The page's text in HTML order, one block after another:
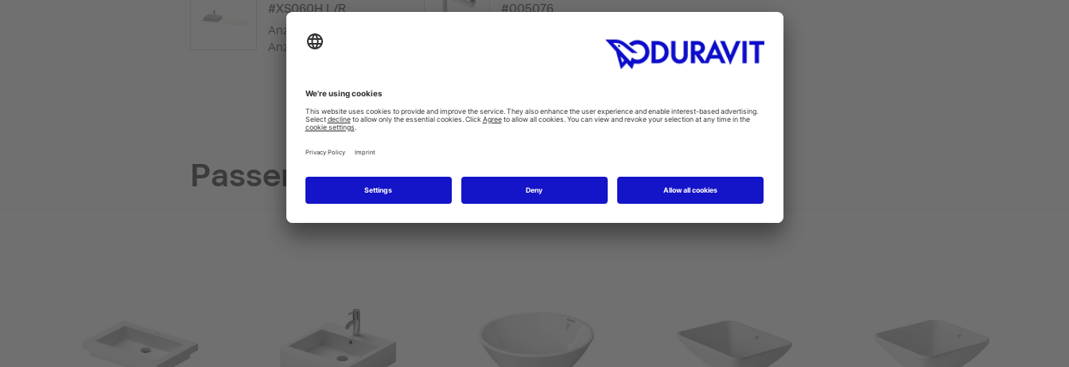
#XS060H L/R
Anzahl Ausschnitte: 1,
Anzahl Waschplätze: 1, H...
#005076
Passende Produkte